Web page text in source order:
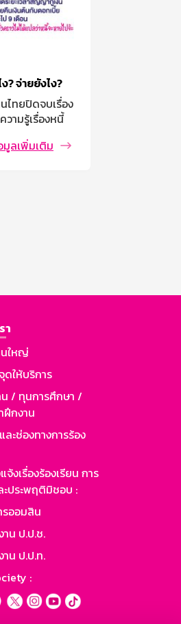
ซ์
มีรายได้ไม่
ๆ ในการหา
งิน เพื่อจะได้มี
า
ใหญ่
ดให้บริการ
/ ทุนการศึกษา /
กงาน
ละช่องทางการร้อง
จ้งเรื่องร้องเรียน การ
ประพฤติมิชอบ :
ออมสิน
น ป.ป.ช.
น ป.ป.ท.
: